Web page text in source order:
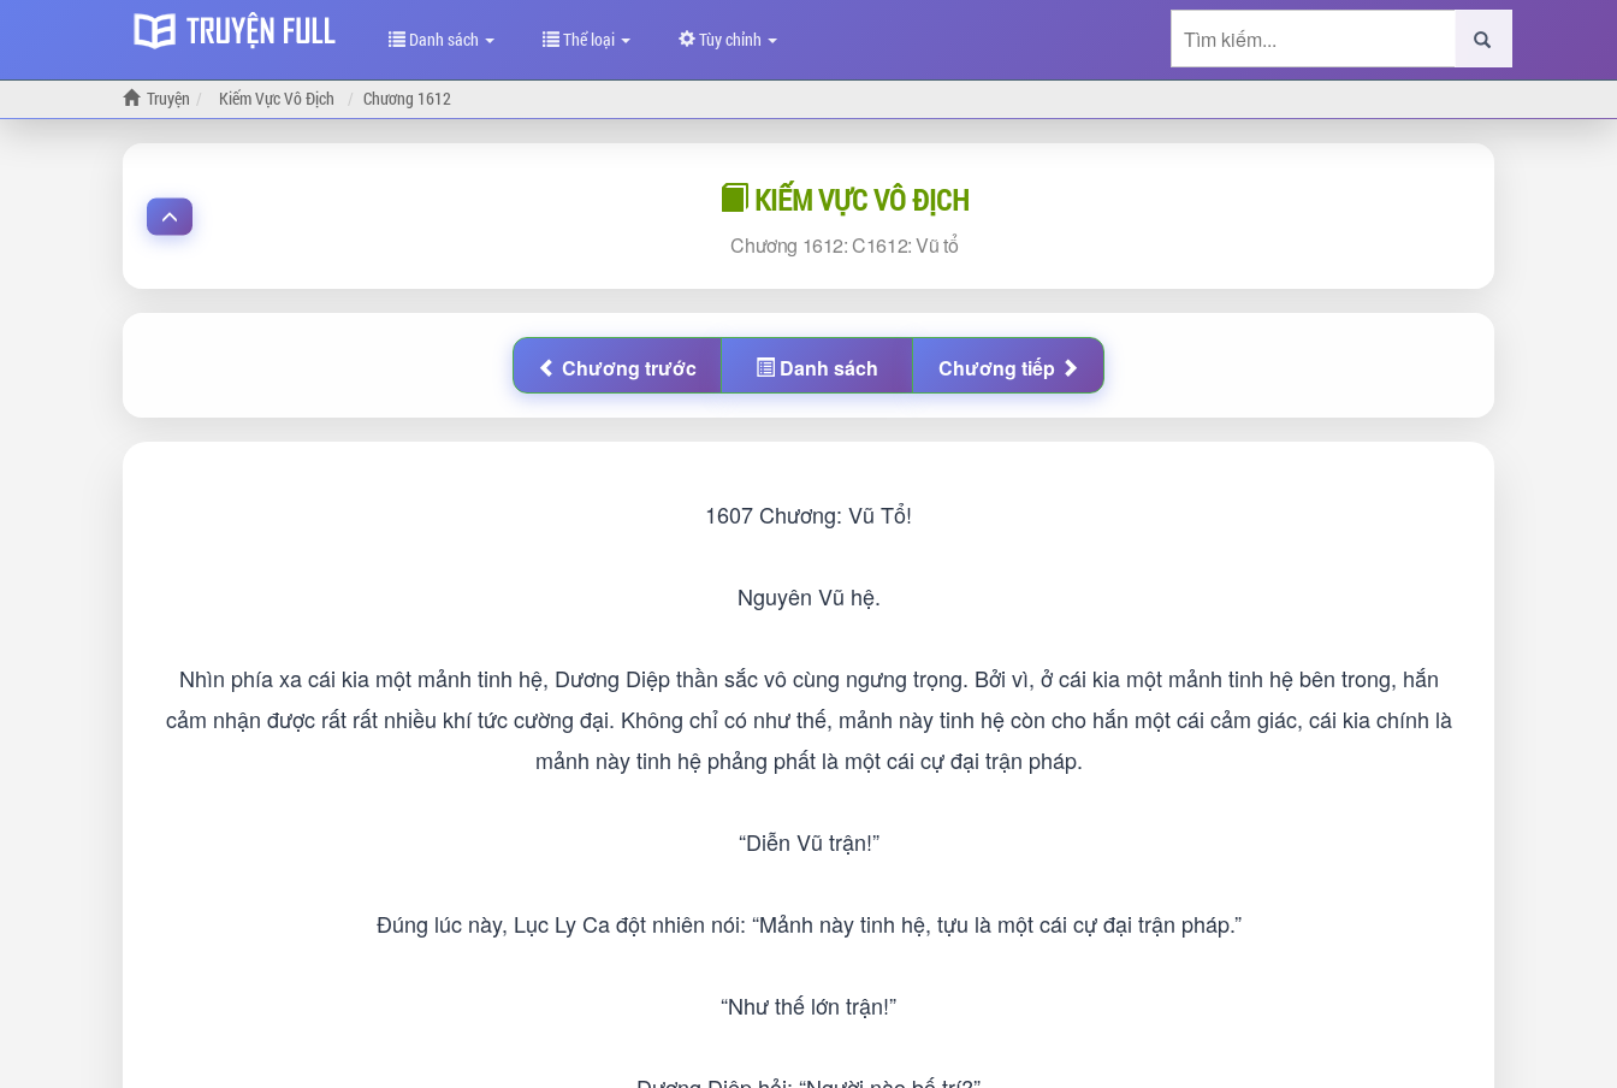
Danh sách Thể loại Tùy chỉnh
Truyện Kiếm Vực Vô Địch Chương 1612
KIẾM VỰC VÔ ĐỊCH
Chương 1612: C1612: Vũ tổ
Chương trước Danh sách Chương tiếp
1607 Chương: Vũ Tổ!
Nguyên Vũ hệ.
Nhìn phía xa cái kia một mảnh tinh hệ, Dương Diệp thần sắc vô cùng ngưng trọng. Bởi vì, ở cái kia một mảnh tinh hệ bên trong, hắn
cảm nhận được rất rất nhiều khí tức cường đại. Không chỉ có như thế, mảnh này tinh hệ còn cho hắn một cái cảm giác, cái kia chính là
mảnh này tinh hệ phảng phất là một cái cự đại trận pháp.
“Diễn Vũ trận!”
Đúng lúc này, Lục Ly Ca đột nhiên nói: “Mảnh này tinh hệ, tựu là một cái cự đại trận pháp.”
“Như thế lớn trận!”